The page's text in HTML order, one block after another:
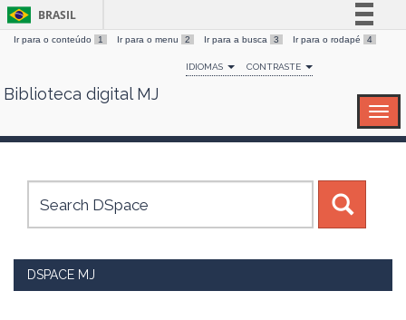
Skip
BRASIL
Simplifique!
Comunica BR
Canais
Ir para o conteúdo 1 Ir para o menu 2 Ir para a busca 3 Ir para o rodapé 4
IDIOMAS CONTRASTE
Biblioteca digital MJ
DSPACE MJ